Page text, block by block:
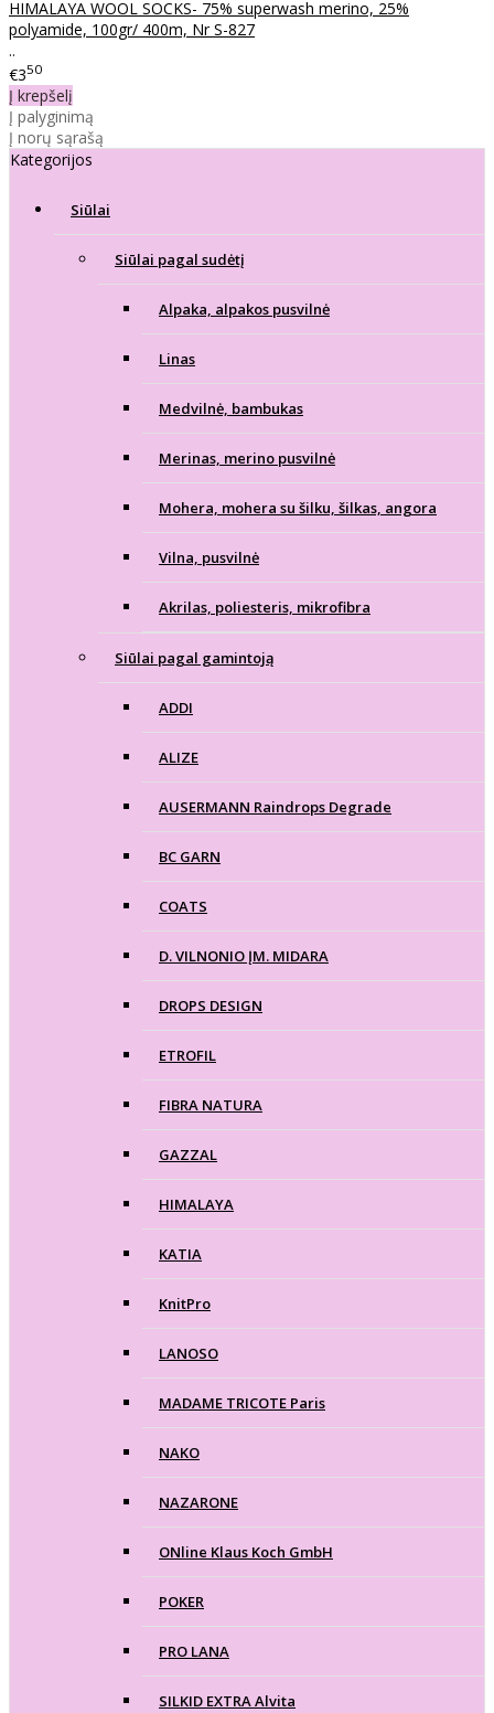
HIMALAYA WOOL SOCKS- 75% superwash merino, 25%
polyamide, 100gr/ 400m, Nr S-827
..
€350
Į krepšelį
Į palyginimą
Į norų sąrašą
Kategorijos
Siūlai
Siūlai pagal sudėtį
Alpaka, alpakos pusvilnė
Linas
Medvilnė, bambukas
Merinas, merino pusvilnė
Mohera, mohera su šilku, šilkas, angora
Vilna, pusvilnė
Akrilas, poliesteris, mikrofibra
Siūlai pagal gamintoją
ADDI
ALIZE
AUSERMANN Raindrops Degrade
BC GARN
COATS
D. VILNONIO ĮM. MIDARA
DROPS DESIGN
ETROFIL
FIBRA NATURA
GAZZAL
HIMALAYA
KATIA
KnitPro
LANOSO
MADAME TRICOTE Paris
NAKO
NAZARONE
ONline Klaus Koch GmbH
POKER
PRO LANA
SILKID EXTRA Alvita